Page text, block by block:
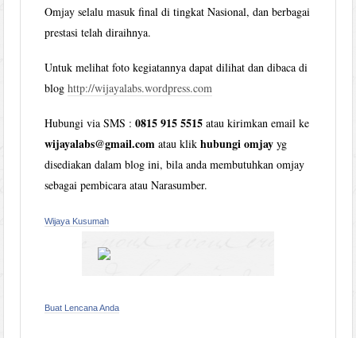
Omjay selalu masuk final di tingkat Nasional, dan berbagai
prestasi telah diraihnya.
Untuk melihat foto kegiatannya dapat dilihat dan dibaca di
bloghttp://wijayalabs.wordpress.com
Hubungi via SMS :0815 915 5515 atau kirimkan email ke
wijayalabs@gmail.com atau klikhubungi omjay yg
disediakan dalam blog ini, bila anda membutuhkan omjay
sebagai pembicara atau Narasumber.
Wijaya Kusumah
Buat Lencana Anda